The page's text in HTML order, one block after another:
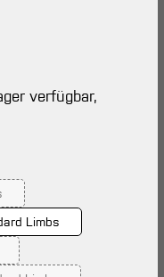
verfügbar,
nicht verfügbar.)
Limbs
nicht verfügbar.)